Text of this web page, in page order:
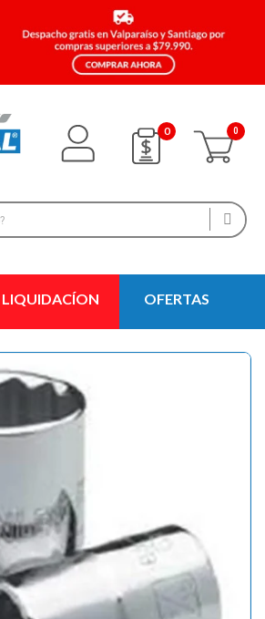
0
LIQUIDACÍON OFERTAS